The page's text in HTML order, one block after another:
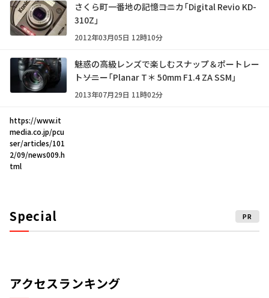
さくら町一番地の記憶――コニカ「Digital Revio KD-
310Z」
2012年03月05日 12時10分
魅惑の高級レンズで楽しむスナップ＆ポートレー
ト――ソニー「Planar T＊ 50mm F1.4 ZA SSM」
2013年07月29日 11時02分
https://www.it
media.co.jp/pcu
ser/articles/101
2/09/news009.h
tml
Special PR
アクセスランキング